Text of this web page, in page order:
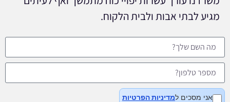
מגיע לבתי אבות ולבית הלקוח.
אני מסכים למדיניות הפרטיות